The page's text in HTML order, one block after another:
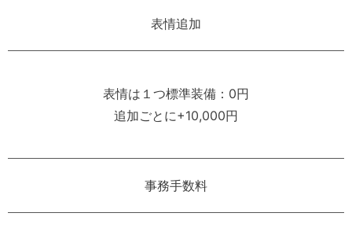
表情追加
表情は１つ標準装備：0円
追加ごとに+10,000円
事務手数料